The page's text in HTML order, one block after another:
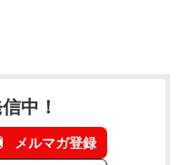
中！
メルマガ登録